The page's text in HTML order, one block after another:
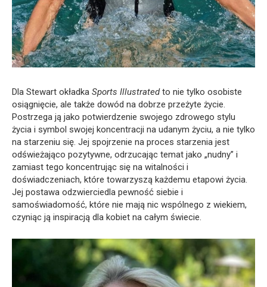
Dla Stewart okładka Sports Illustratedto nie tylko osobiste
osiągnięcie, ale także dowód na dobrze przeżyte życie.
Postrzega ją jako potwierdzenie swojego zdrowego stylu
życia i symbol swojej koncentracji na udanym życiu, a nie tylko
na starzeniu się. Jej spojrzenie na proces starzenia jest
odświeżająco pozytywne, odrzucając temat jako „nudny” i
zamiast tego koncentrując się na witalności i
doświadczeniach, które towarzyszą każdemu etapowi życia.
Jej postawa odzwierciedla pewność siebie i
samoświadomość, które nie mają nic wspólnego z wiekiem,
czyniąc ją inspiracją dla kobiet na całym świecie.